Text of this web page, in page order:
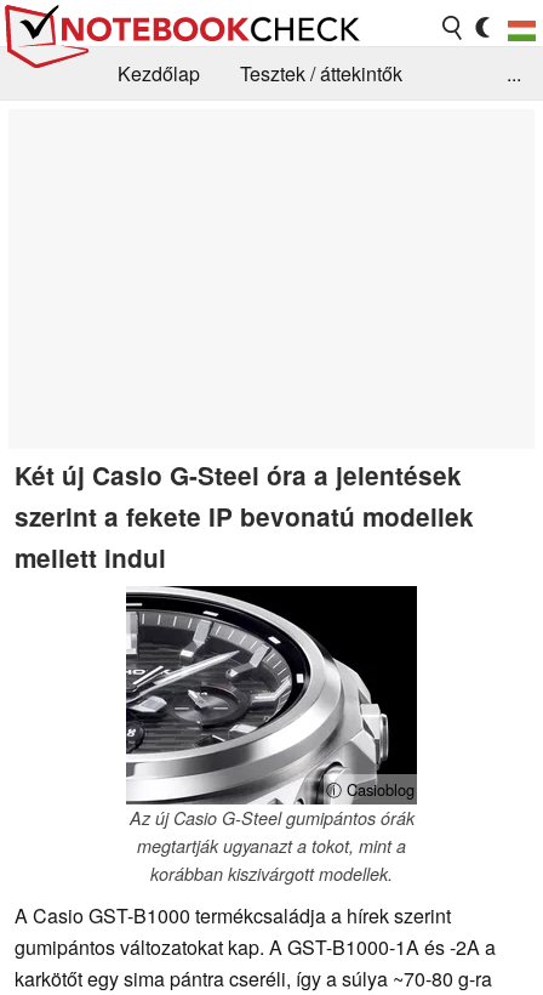
Kezdőlap
Tesztek / áttekintők
...
Két új Casio G-Steel óra a jelentések
szerint a fekete IP bevonatú modellek
mellett indul
ⓘ Casioblog
Az új Casio G-Steel gumipántos órák
megtartják ugyanazt a tokot, mint a
korábban kiszivárgott modellek.
A Casio GST-B1000 termékcsaládja a hírek szerint
gumipántos változatokat kap. A GST-B1000-1A és -2A a
karkötőt egy sima pántra cseréli, így a súlya ~70-80 g-ra